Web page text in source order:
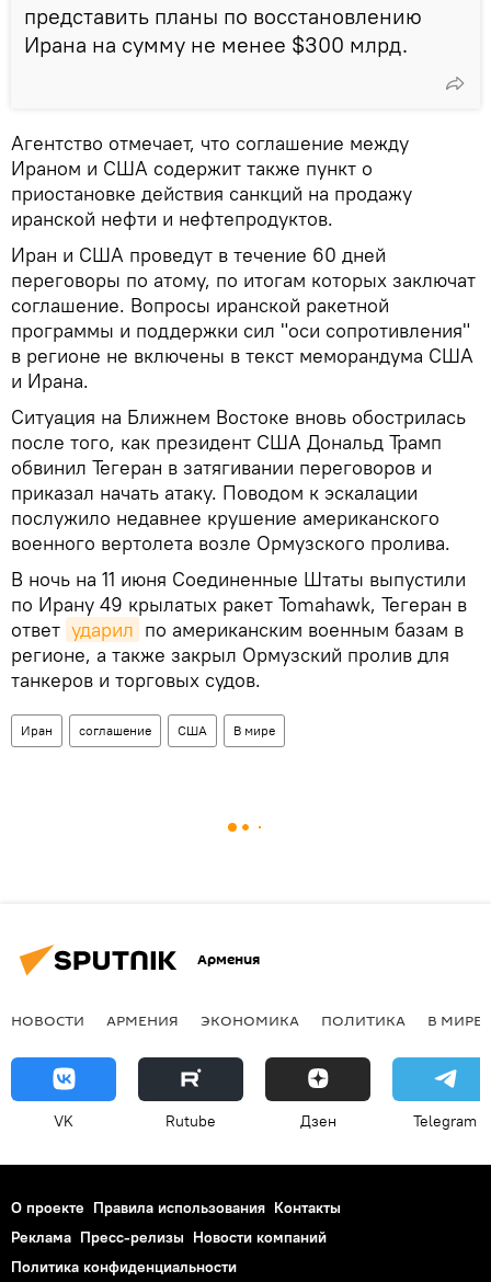
представить планы по восстановлению
Ирана на сумму не менее $300 млрд.
Агентство отмечает, что соглашение между
Ираном и США содержит также пункт о
приостановке действия санкций на продажу
иранской нефти и нефтепродуктов.
Иран и США проведут в течение 60 дней
переговоры по атому, по итогам которых заключат
соглашение. Вопросы иранской ракетной
программы и поддержки сил "оси сопротивления"
в регионе не включены в текст меморандума США
и Ирана.
Ситуация на Ближнем Востоке вновь обострилась
после того, как президент США Дональд Трамп
обвинил Тегеран в затягивании переговоров и
приказал начать атаку. Поводом к эскалации
послужило недавнее крушение американского
военного вертолета возле Ормузского пролива.
В ночь на 11 июня Соединенные Штаты выпустили
по Ирану 49 крылатых ракет Tomahawk, Тегеран в
ответ ударил по американским военным базам в
регионе, а также закрыл Ормузский пролив для
танкеров и торговых судов.
Иран соглашение США В мире
Армения
НОВОСТИ АРМЕНИЯ ЭКОНОМИКА ПОЛИТИКА В МИРЕ
VK Rutube Дзен Telegram
О проекте Правила использования Контакты
Реклама Пресс-релизы Новости компаний
Политика конфиденциальности